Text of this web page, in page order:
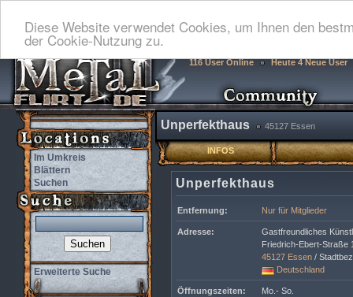
Diese Website verwendet Cookies, um Ihnen den
der Cookie-Nutzung zu.
116 User Online Heute 4 Neue User
Im Umkreis
Blättern
Suchen
Erweiterte Suche
Unperfekthaus 45127 Essen
INFOS
Unperfekthaus
Entfernung: Nur für Mitglieder
Adresse:
Gastfreundliches
Friedrich-Ebert-Straße
45127 Essen /
Deutschland
Öffnungszeiten:
Mo.- So.